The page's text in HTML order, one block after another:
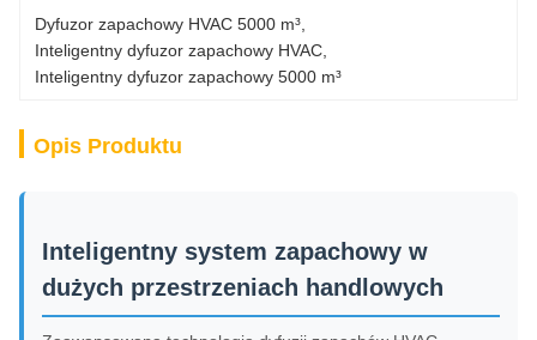
Dyfuzor zapachowy HVAC 5000 m³
Inteligentny dyfuzor zapachowy HVAC
Inteligentny dyfuzor zapachowy 5000 m³
Opis Produktu
Inteligentny system zapachowy w
dużych przestrzeniach handlowych